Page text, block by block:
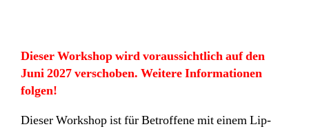
Dieser Workshop wird voraussichtlich auf den
Juni 2027 verschoben. Weitere Informationen
folgen!
Dieser Workshop ist für Betroffene mit einem Lip-